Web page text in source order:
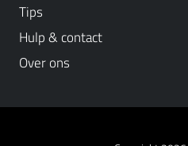
Tips
Hulp & contact
Over ons